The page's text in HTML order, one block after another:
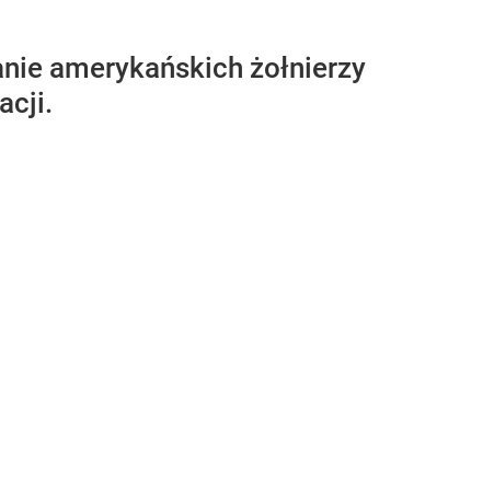
amerykańskich żołnierzy